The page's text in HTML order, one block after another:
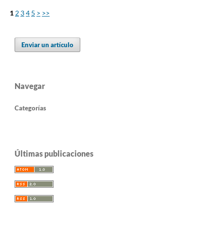
1 2 34 5 > >>
Enviar un artículo
Navegar
Categorías
Últimas publicaciones